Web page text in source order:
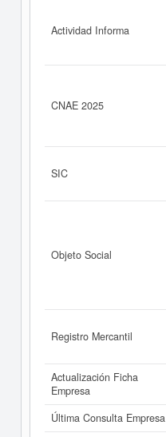
Actividad Informa
CNAE 2025
SIC
Objeto Social
Registro Mercantil
Actualización Ficha
Empresa
Última Consulta Empresa